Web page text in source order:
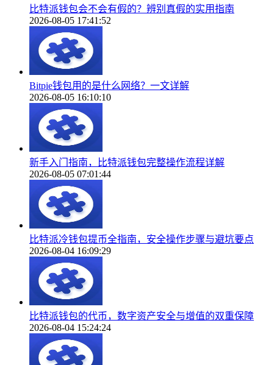
比特派钱包会不会有假的？辨别真假的实用指南
2026-08-05 17:41:52
Bitpie钱包用的是什么网络？一文详解
2026-08-05 16:10:10
新手入门指南，比特派钱包完整操作流程详解
2026-08-05 07:01:44
比特派冷钱包提币全指南，安全操作步骤与避坑要点
2026-08-04 16:09:29
比特派钱包的代币，数字资产安全与增值的双重保障
2026-08-04 15:24:24